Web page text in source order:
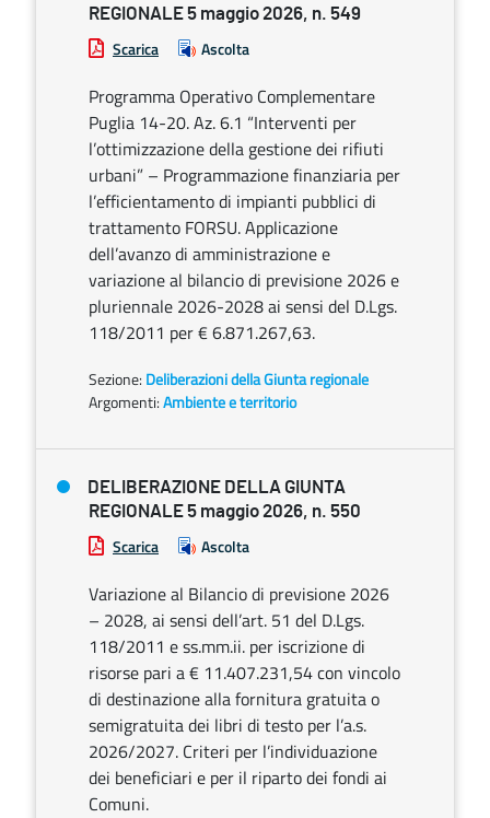
REGIONALE 5 maggio 2026, n. 549
Scarica Ascolta
Programma Operativo Complementare
Puglia 14-20. Az. 6.1 “Interventi per
l’ottimizzazione della gestione dei rifiuti
urbani” – Programmazione finanziaria per
l’efficientamento di impianti pubblici di
trattamento FORSU. Applicazione
dell’avanzo di amministrazione e
variazione al bilancio di previsione 2026 e
pluriennale 2026-2028 ai sensi del D.Lgs.
118/2011 per € 6.871.267,63.
Sezione: Deliberazioni della Giunta regionale
Argomenti:Ambiente e territorio
DELIBERAZIONE DELLA GIUNTA
REGIONALE 5 maggio 2026, n. 550
Scarica Ascolta
Variazione al Bilancio di previsione 2026
– 2028, ai sensi dell’art. 51 del D.Lgs.
118/2011 e ss.mm.ii. per iscrizione di
risorse pari a € 11.407.231,54 con vincolo
di destinazione alla fornitura gratuita o
semigratuita dei libri di testo per l’a.s.
2026/2027. Criteri per l’individuazione
dei beneficiari e per il riparto dei fondi ai
Comuni.